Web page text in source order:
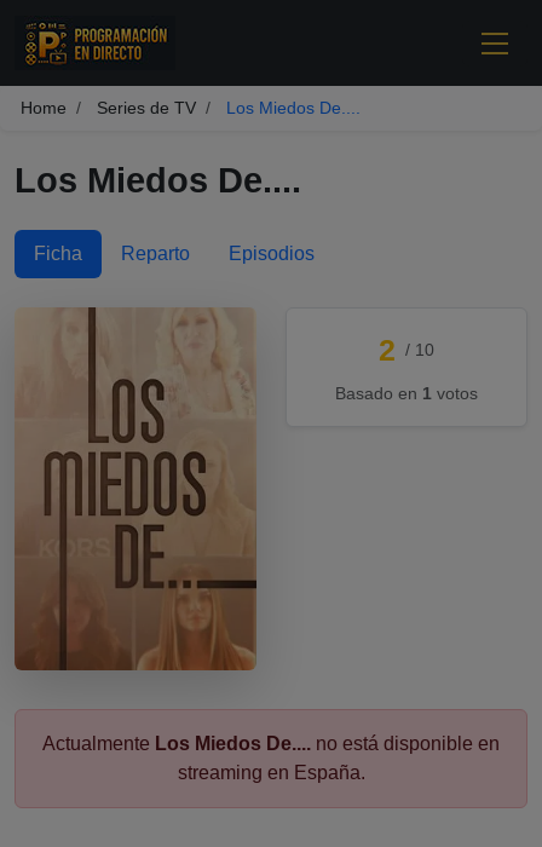
Home Series de TV Los Miedos De....
Los Miedos De....
Ficha Reparto Episodios
2 / 10
Basado en 1 votos
Actualmente Los Miedos De.... no está disponible en
streaming en España.